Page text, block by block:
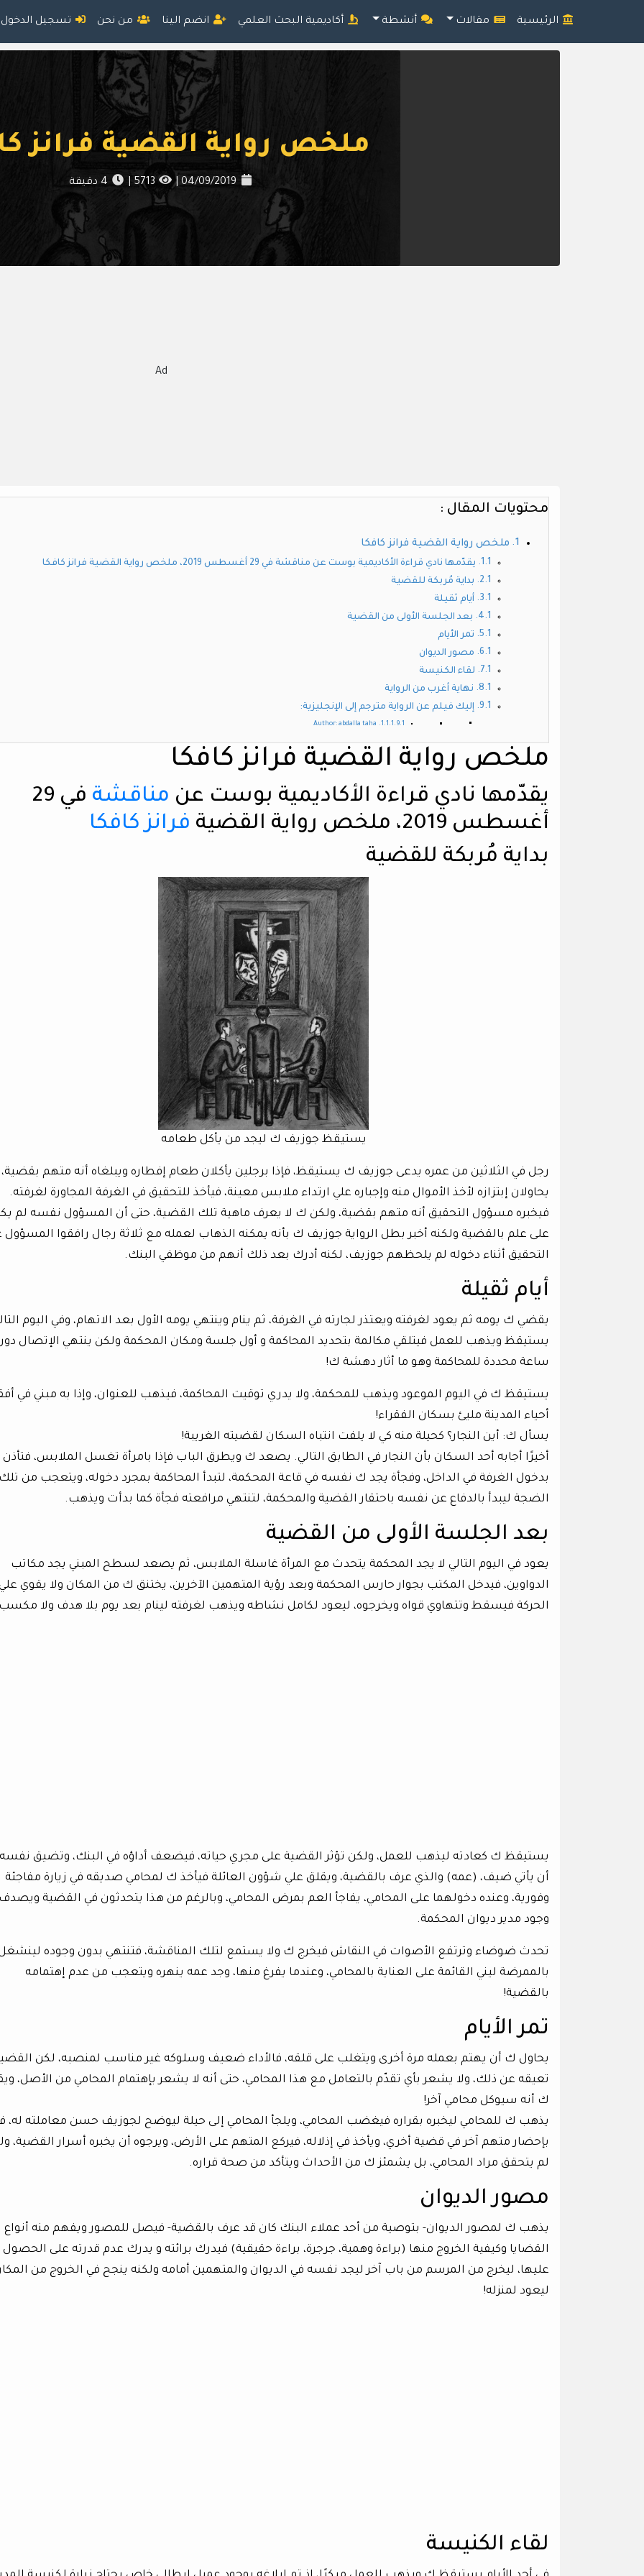
الرئيسية مقالات أنشطة أكاديمية البحث العلمي انضم الينا من نحن تسجيل الدخول
ملخص رواية القضية فرانز
04/09/2019
|
4 دقيقة
Ad
محتويات المقال :
ملخص رواية القضية فرانز كافكا
يقدّمها نادي قراءة الأكاديمية بوست عن مناقشة في 29 أغسطس 2019، ملخص رواية القضية فرانز كافكا
بداية مُربكة للقضية
أيام ثقيلة
بعد الجلسة الأولى من القضية
تمر الأيام
مصور الديوان
لقاء الكنيسة
نهاية أغرب من الرواية
إليك فيلم عن الرواية مترجم إلى الإنجليزية:
Author: abdalla taha
ملخص رواية القضية فرانز كافكا
يقدّمها نادي قراءة الأكاديمية بوست عن مناقشة
في 29
أغسطس 2019، ملخص رواية القضية
فرانز كافكا
بداية مُربكة للقضية
يستيقظ جوزيف ك ليجد من يأكل طعامه
رجل في الثلاثين من عمره يدعى جوزيف ك يستيقظ، فإذا برجلين يأكلان طعام إفطاره ويبلغاه أنه متهم
يحاولان إبتزازه لأخذ الأموال منه وإجباره علي ارتداء ملابس معينة، فيأخذ للتحقيق في الغرفة المجاورة لغرفته.
فيخبره مسؤول التحقيق أنه متهم بقضية، ولكن ك لا يعرف ماهية تلك القضية، حتى أن المسؤول نفسه لم
على علم بالقضية ولكنه أخبر بطل الرواية جوزيف ك بأنه يمكنه الذهاب لعمله مع ثلاثة رجال رافقوا
التحقيق أثناء دخوله لم يلحظهم جوزيف، لكنه أدرك بعد ذلك أنهم من موظفي البنك.
أيام ثقيلة
يقضي ك يومه ثم يعود لغرفته ويعتذر لجارته في الغرفة، ثم ينام وينتهي يومه الأول بعد الاتهام، وفي اليوم
يستيقظ ويذهب للعمل فيتلقي مكالمة بتحديد المحاكمة و أول جلسة ومكان المحكمة ولكن ينتهي الإتصال
ساعة محددة للمحاكمة وهو ما أثار دهشة ك!
يستيقظ ك في اليوم الموعود ويذهب للمحكمة، ولا يدري توقيت المحاكمة، فيذهب للعنوان، وإذا به مبني في
أحياء المدينة مليئ بسكان الفقراء!
يسأل ك: أين النجار؟ كحيلة منه كي لا يلفت انتباه السكان لقضيته الغريبة!
أخيرًا أجابه أحد السكان بأن النجار في الطابق التالي. يصعد ك ويطرق الباب فإذا بامرأة تغسل الملابس، فتأذن
بدخول الغرفة في الداخل، وفجأة يجد ك نفسه في قاعة المحكمة، لتبدأ المحاكمة بمجرد دخوله، ويتعجب من
الضجة ليبدأ بالدفاع عن نفسه باحتقار القضية والمحكمة، لتنتهي مرافعته فجأة كما بدأت ويذهب.
بعد الجلسة الأولى من القضية
يعود في اليوم التالي لا يجد المحكمة يتحدث مع المرأة غاسلة الملابس، ثم يصعد لسطح المبني يجد مكاتب
الدواوين، فيدخل المكتب بجوار حارس المحكمة وبعد رؤية المتهمين الآخرين، يختنق ك من المكان ولا يقوي
الحركة فيسقط وتتهاوي قواه ويخرجوه، ليعود لكامل نشاطه ويذهب لغرفته لينام بعد يوم بلا هدف ولا
يستيقظ ك كعادته ليذهب للعمل، ولكن تؤثر القضية على مجري حياته، فيضعف أداؤه في البنك، وتضيق
أن يأتي ضيف، (عمه) والذي عرف بالقضية، ويقلق علي شؤون العائلة فيأخذ ك لمحامي صديقه في زيارة مفاجئة
وفورية، وعنده دخولهما على المحامي، يفاجأ العم بمرض المحامي، وبالرغم من هذا يتحدثون في القضية
وجود مدير ديوان المحكمة.
تحدث ضوضاء وترتفع الأصوات في النقاش فيخرج ك ولا يستمع لتلك المناقشة، فتنتهي بدون وجوده
بالممرضة ليني القائمة على العناية بالمحامي، وعندما يفرغ منها، وجد عمه ينهره ويتعجب من عدم إهتمامه
بالقضية!
تمر الأيام
يحاول ك أن يهتم بعمله مرة أخرى ويتغلب على قلقه، فالأداء ضعيف وسلوكه غير مناسب لمنصبه، لكن
تعيقه عن ذلك، ولا يشعر بأي تقدّم بالتعامل مع هذا المحامي، حتى أنه لا يشعر بإهتمام المحامي من الأصل،
ك أنه سيوكل محامي آخر!
يذهب ك للمحامي ليخبره بقراره فيغضب المحامي، ويلجأ المحامي إلى حيلة ليوضح لجوزيف حسن معاملته له،
بإحضار متهم آخر في قضية أخري، ويأخذ في إذلاله، فيركع المتهم على الأرض، ويرجوه أن يخبره أسرار القضية،
لم يتحقق مراد المحامي، بل يشمئز ك من الأحداث ويتأكد من صحة قراره.
مصور الديوان
يذهب ك لمصور الديوان- بتوصية من أحد عملاء البنك كان قد عرف بالقضية- فيصل للمصور ويفهم منه أنواع
القضايا وكيفية الخروج منها (براءة وهمية، جرجرة، براءة حقيقية) فيدرك برائته و يدرك عدم قدرته على الحصول
عليها، ليخرج من المرسم من باب آخر ليجد نفسه في الديوان والمتهمين أمامه ولكنه ينجح في الخروج من
ليعود لمنزله!
لقاء الكنيسة